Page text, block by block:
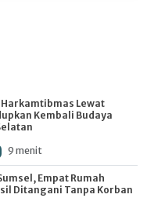
Lewat
Kembali Budaya
9 menit
Empat Rumah
Ditangani Tanpa Korban